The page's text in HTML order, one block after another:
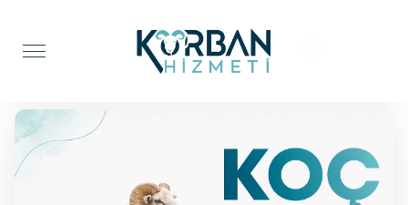
Şifa Kurbanı